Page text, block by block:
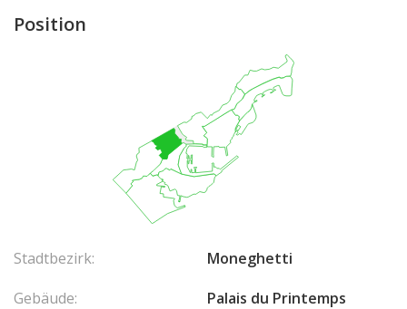
Position
Stadtbezirk:
Moneghetti
Gebäude:
Palais du Printemps